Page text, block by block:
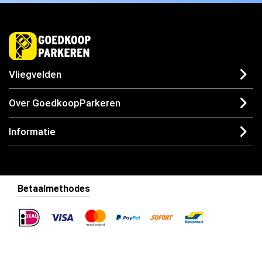
Vliegvelden
Over GoedkoopParkeren
Informatie
Betaalmethodes